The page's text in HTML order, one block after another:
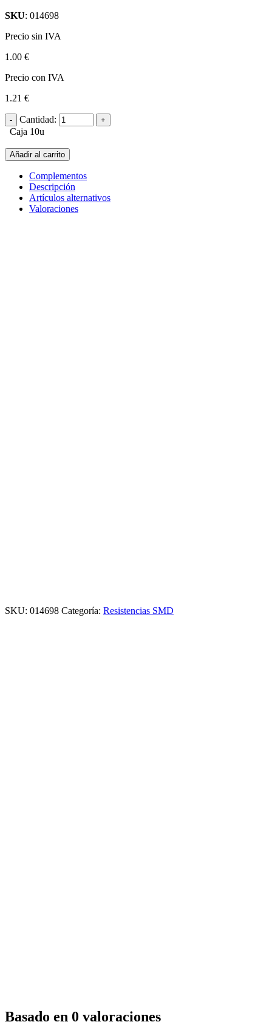
SKU: 014698
Precio sin IVA
1.00 €
Precio con IVA
1.21 €
Cantidad:
Caja 10u
Añadir al carrito
Complementos
Descripción
Artículos alternativos
Valoraciones
SKU: 014698 Categoría: Resistencias SMD
Basado en 0 valoraciones